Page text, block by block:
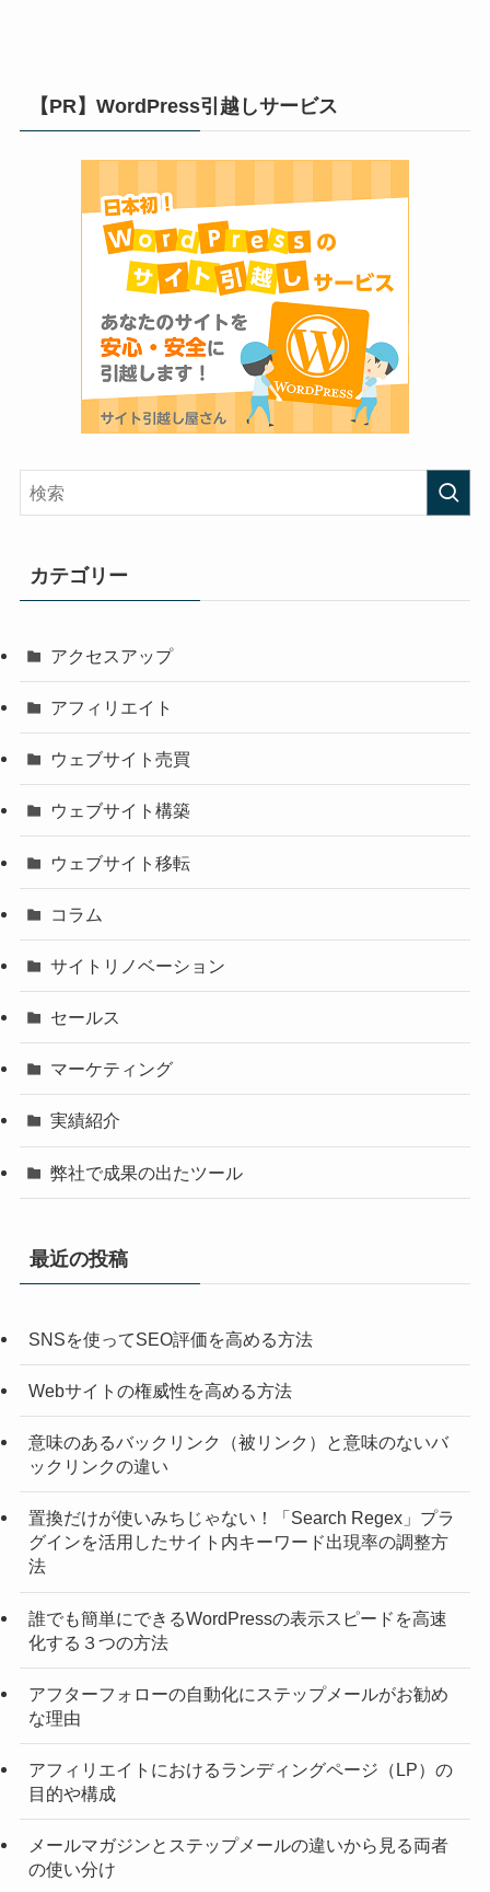
【PR】WordPress引越しサービス
カテゴリー
アクセスアップ
アフィリエイト
ウェブサイト売買
ウェブサイト構築
ウェブサイト移転
コラム
サイトリノベーション
セールス
マーケティング
実績紹介
弊社で成果の出たツール
最近の投稿
SNSを使ってSEO評価を高める方法
Webサイトの権威性を高める方法
意味のあるバックリンク（被リンク）と意味のないバ
ックリンクの違い
置換だけが使いみちじゃない！「Search Regex」プラ
グインを活用したサイト内キーワード出現率の調整方
法
誰でも簡単にできるWordPressの表示スピードを高速
化する３つの方法
アフターフォローの自動化にステップメールがお勧め
な理由
アフィリエイトにおけるランディングページ（LP）の
目的や構成
メールマガジンとステップメールの違いから見る両者
の使い分け